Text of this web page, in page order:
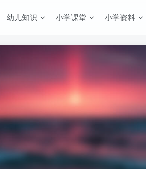
幼儿知识 小学课堂 小学资料